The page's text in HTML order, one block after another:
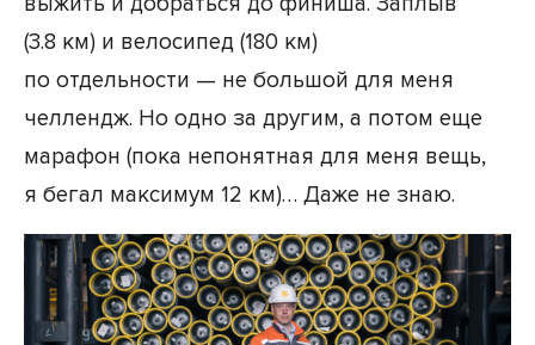
(3.8 км) и велосипед (180 км)
по отдельности — не большой для меня
челлендж. Но одно за другим, а потом еще
марафон (пока непонятная для меня вещь,
я бегал максимум 12 км)… Даже не знаю.